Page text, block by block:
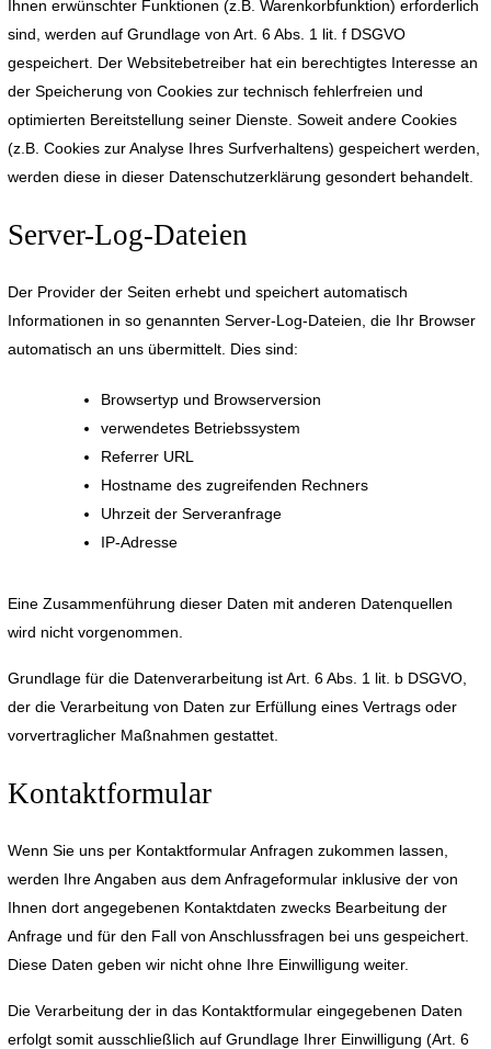
Ihnen erwünschter Funktionen (z.B. Warenkorbfunktion) erforderlich
sind, werden auf Grundlage von Art. 6 Abs. 1 lit. f DSGVO
gespeichert. Der Websitebetreiber hat ein berechtigtes Interesse an
der Speicherung von Cookies zur technisch fehlerfreien und
optimierten Bereitstellung seiner Dienste. Soweit andere Cookies
(z.B. Cookies zur Analyse Ihres Surfverhaltens) gespeichert werden,
werden diese in dieser Datenschutzerklärung gesondert behandelt.
Server-Log-Dateien
Der Provider der Seiten erhebt und speichert automatisch
Informationen in so genannten Server-Log-Dateien, die Ihr Browser
automatisch an uns übermittelt. Dies sind:
Browsertyp und Browserversion
verwendetes Betriebssystem
Referrer URL
Hostname des zugreifenden Rechners
Uhrzeit der Serveranfrage
IP-Adresse
Eine Zusammenführung dieser Daten mit anderen Datenquellen
wird nicht vorgenommen.
Grundlage für die Datenverarbeitung ist Art. 6 Abs. 1 lit. b DSGVO,
der die Verarbeitung von Daten zur Erfüllung eines Vertrags oder
vorvertraglicher Maßnahmen gestattet.
Kontaktformular
Wenn Sie uns per Kontaktformular Anfragen zukommen lassen,
werden Ihre Angaben aus dem Anfrageformular inklusive der von
Ihnen dort angegebenen Kontaktdaten zwecks Bearbeitung der
Anfrage und für den Fall von Anschlussfragen bei uns gespeichert.
Diese Daten geben wir nicht ohne Ihre Einwilligung weiter.
Die Verarbeitung der in das Kontaktformular eingegebenen Daten
erfolgt somit ausschließlich auf Grundlage Ihrer Einwilligung (Art. 6